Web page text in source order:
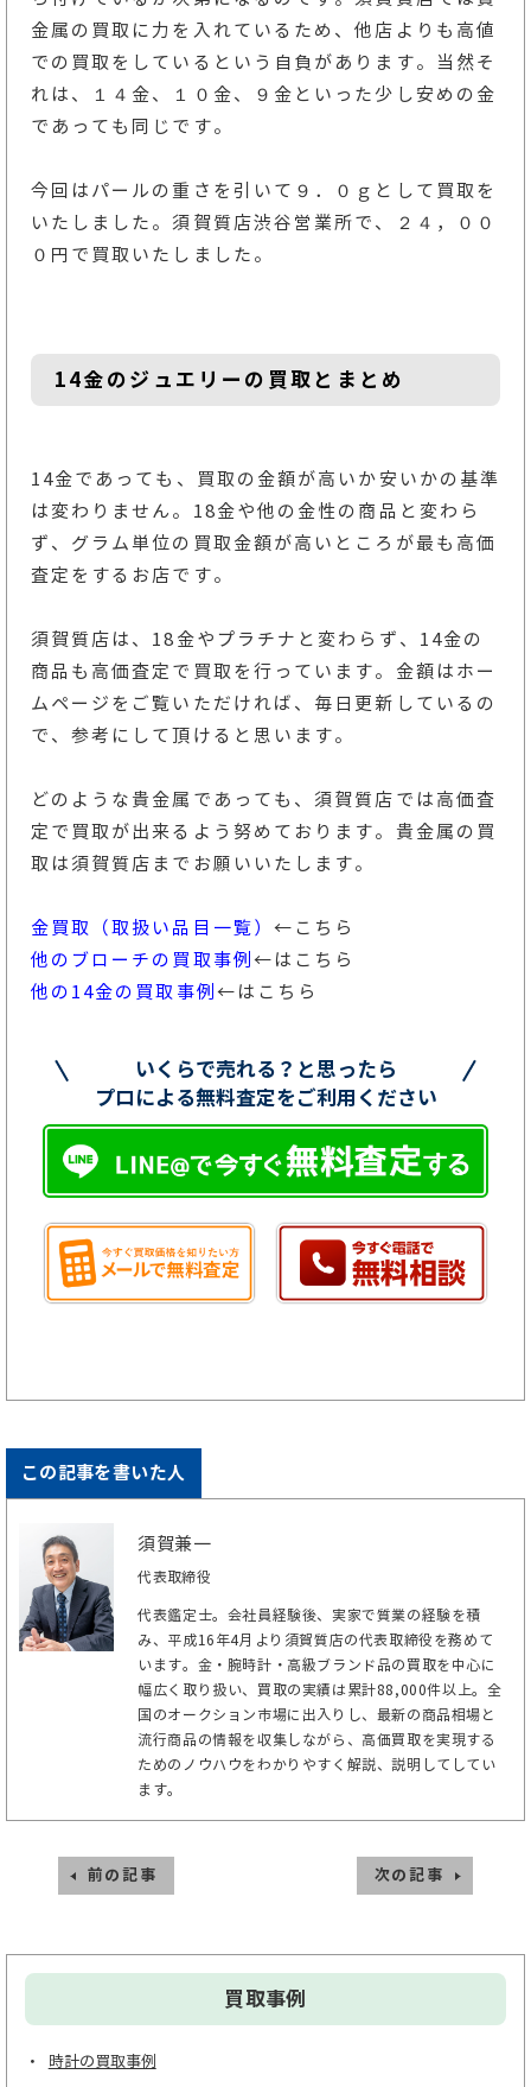
金属の買取に力を入れているため、他店よりも高値
での買取をしているという自負があります。当然そ
れは、１４金、１０金、９金といった少し安めの金
であっても同じです。
今回はパールの重さを引いて９．０ｇとして買取を
いたしました。須賀質店渋谷営業所で、２４，００
０円で買取いたしました。
14金のジュエリーの買取とまとめ
14金であっても、買取の金額が高いか安いかの基準
は変わりません。18金や他の金性の商品と変わら
ず、グラム単位の買取金額が高いところが最も高価
査定をするお店です。
須賀質店は、18金やプラチナと変わらず、14金の
商品も高価査定で買取を行っています。金額はホー
ムページをご覧いただければ、毎日更新しているの
で、参考にして頂けると思います。
どのような貴金属であっても、須賀質店では高価査
定で買取が出来るよう努めております。貴金属の買
取は須賀質店までお願いいたします。
金買取（取扱い品目一覧） ←こちら
他のブローチの買取事例 ←はこちら
他の14金の買取事例 ←はこちら
いくらで売れる？と思ったら
プロによる無料査定をご利用ください
この記事を書いた人
須賀兼一
代表取締役
代表鑑定士。会社員経験後、実家で質業の経験を積
み、平成16年4月より須賀質店の代表取締役を務めて
います。金・腕時計・高級ブランド品の買取を中心に
幅広く取り扱い、買取の実績は累計88,000件以上。全
国のオークション市場に出入りし、最新の商品相場と
流行商品の情報を収集しながら、高価買取を実現する
ためのノウハウをわかりやすく解説、説明してしてい
ます。
前の記事 次の記事
買取事例
時計の買取事例